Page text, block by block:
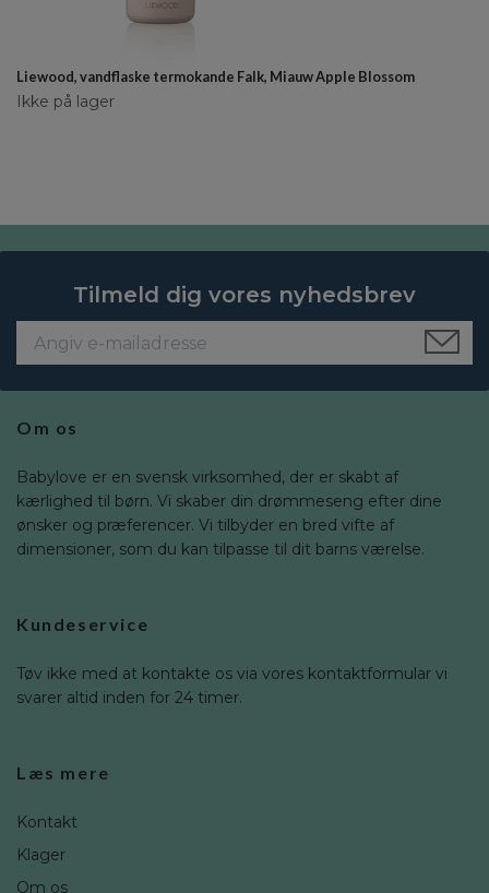
Liewood, vandflaske termokande Falk, Miauw Apple Blossom
Ikke på lager
Tilmeld dig vores nyhedsbrev
Om os
Babylove er en svensk virksomhed, der er skabt af
kærlighed til børn. Vi skaber din drømmeseng efter dine
ønsker og præferencer. Vi tilbyder en bred vifte af
dimensioner, som du kan tilpasse til dit barns værelse.
Kundeservice
Tøv ikke med at kontakte os via vores kontaktformular vi
svarer altid inden for 24 timer.
Læs mere
Kontakt
Klager
Om os